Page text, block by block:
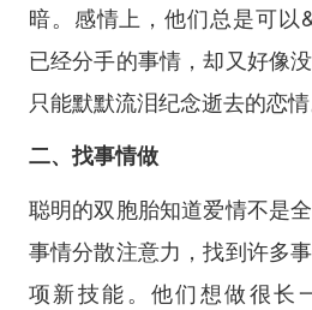
暗。感情上，他们总是可以
已经分手的事情，却又好像
只能默默流泪纪念逝去的恋情
二、找事情做
聪明的双胞胎知道爱情不是
事情分散注意力，找到许多
项新技能。他们想做很长